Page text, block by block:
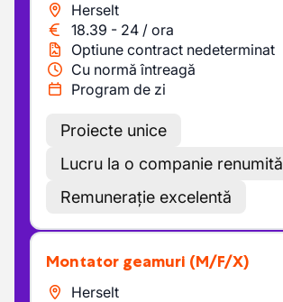
Herselt
18.39 - 24 / ora
Optiune contract nedeterminat
Cu normă întreagă
Program de zi
Proiecte unice
Lucru la o companie renumită
Remunerație excelentă
Montator geamuri (M/F/X)
Herselt